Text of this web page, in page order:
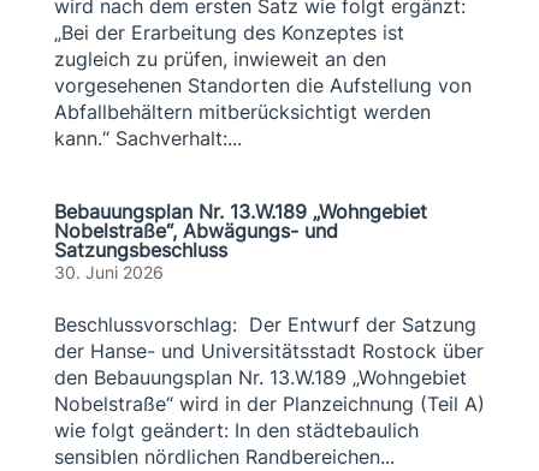
wird nach dem ersten Satz wie folgt ergänzt:
„Bei der Erarbeitung des Konzeptes ist
zugleich zu prüfen, inwieweit an den
vorgesehenen Standorten die Aufstellung von
Abfallbehältern mitberücksichtigt werden
kann.“ Sachverhalt:...
Bebauungsplan Nr. 13.W.189 „Wohngebiet
Nobelstraße“, Abwägungs- und
Satzungsbeschluss
30. Juni 2026
Beschlussvorschlag: Der Entwurf der Satzung
der Hanse- und Universitätsstadt Rostock über
den Bebauungsplan Nr. 13.W.189 „Wohngebiet
Nobelstraße“ wird in der Planzeichnung (Teil A)
wie folgt geändert: In den städtebaulich
sensiblen nördlichen Randbereichen...